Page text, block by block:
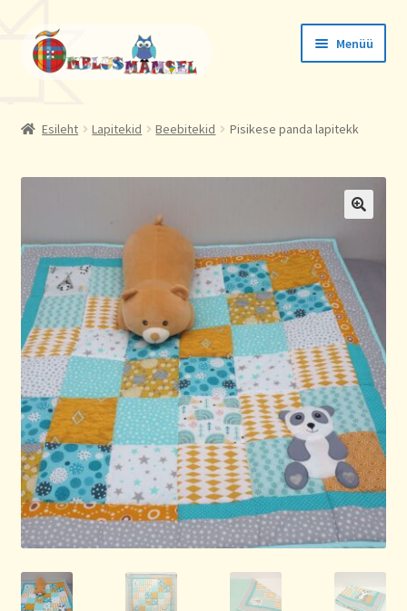
Liigu
navigeerimisele
Liigu
sisu
juurde
Menüü
Esileht Lapitekid Beebitekid Pisikese panda lapitekk